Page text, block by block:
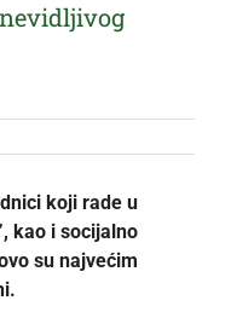
koji rade u
kao i socijalno
su najvećim